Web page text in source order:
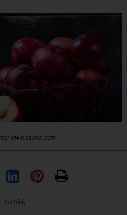
www.canva.com
Προβολή